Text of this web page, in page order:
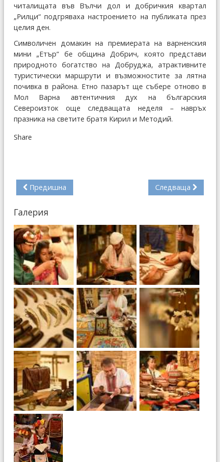
читалищата във Вълчи дол и добричкия квартал
„Рилци“ подгряваха настроението на публиката през
целия ден.
Символичен домакин на премиерата на варненския
мини „Етър“ бе община Добрич, която представи
природното богатство на Добруджа, атрактивните
туристически маршрути и възможностите за лятна
почивка в района. Етно пазарът ще събере отново в
Мол Варна автентичния дух на българския
Североизток още следващата неделя – навръх
празника на светите братя Кирил и Методий.
Share
Предишна Следваща
Галерия